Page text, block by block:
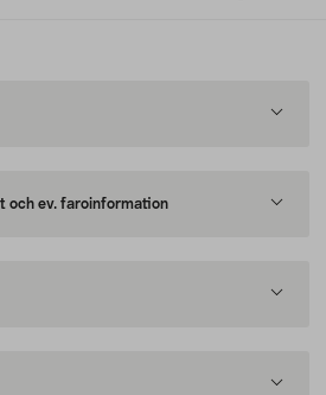
och ev. faroinformation